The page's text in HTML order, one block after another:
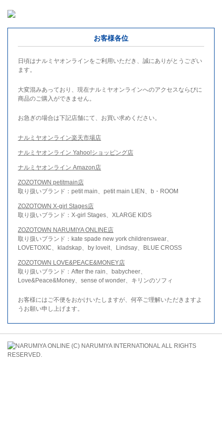
お客様各位
日頃はナルミヤオンラインをご利用いただき、誠にありがとうござい
ます。
大変混みあっており、現在ナルミヤオンラインへのアクセスならびに
商品のご購入ができません。
お急ぎの場合は下記店舗にて、お買い求めください。
ナルミヤオンライン楽天市場店
ナルミヤオンライン Yahoo!ショッピング店
ナルミヤオンライン Amazon店
ZOZOTOWN petitmain店
取り扱いブランド：petit main、petit main LIEN、b・ROOM
ZOZOTOWN X-girl Stages店
取り扱いブランド：X-girl Stages、XLARGE KIDS
ZOZOTOWN NARUMIYA ONLINE店
取り扱いブランド：kate spade new york childrenswear、
LOVETOXIC、kladskap、by loveit、Lindsay、BLUE CROSS
ZOZOTOWN LOVE&PEACE&MONEY店
取り扱いブランド：After the rain、babycheer、
Love&Peace&Money、sense of wonder、キリンのソフィ
お客様にはご不便をおかけいたしますが、何卒ご理解いただきますよ
うお願い申し上げます。